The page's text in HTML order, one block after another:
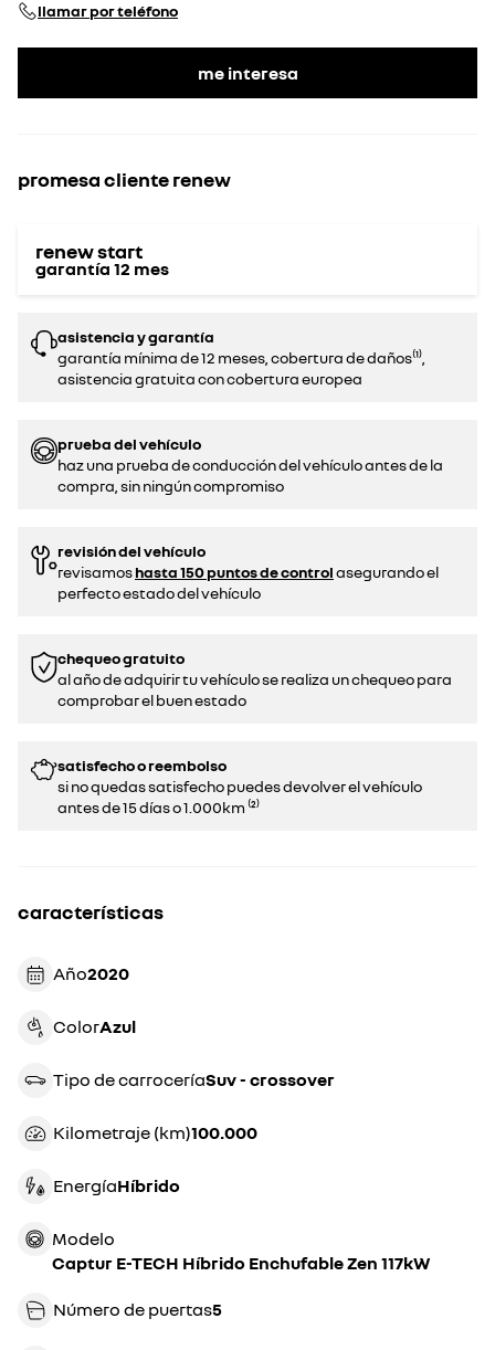
llamar por teléfono
me interesa
promesa cliente renew
renew start
garantía 12 mes
asistencia y garantía
garantía mínima de 12 meses, cobertura de daños⁽¹⁾,
asistencia gratuita con cobertura europea
prueba del vehículo
haz una prueba de conducción del vehículo antes de la
compra, sin ningún compromiso‌
revisión del vehículo
revisamoshasta 150 puntos de controlasegurando el
perfecto estado del vehículo
chequeo gratuito
al año de adquirir tu vehículo se realiza un chequeo para
comprobar el buen estado​​
satisfecho o reembolso
si no quedas satisfecho puedes devolver el vehículo
antes de 15 días o 1.000km ⁽²⁾
características
Año 2020
Color azul
Tipo de carrocería suv - crossover
Kilometraje (km) 100.000
Energía híbrido
Modelo
Captur E-TECH Híbrido Enchufable Zen 117kW
Número de puertas5